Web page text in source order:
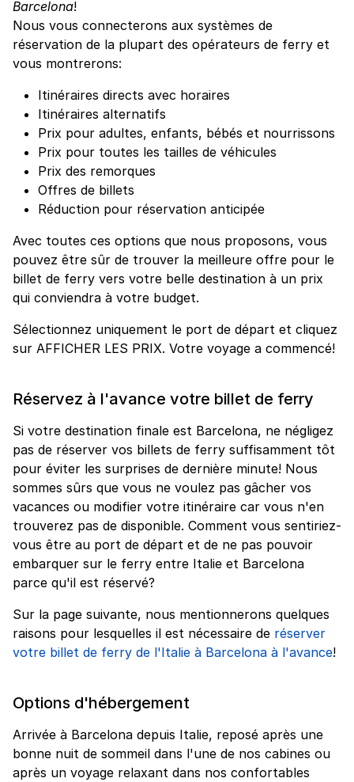
Barcelona!
Nous vous connecterons aux systèmes de
réservation de la plupart des opérateurs de ferry et
vous montrerons:
Itinéraires directs avec horaires
Itinéraires alternatifs
Prix pour adultes, enfants, bébés et nourrissons
Prix pour toutes les tailles de véhicules
Prix des remorques
Offres de billets
Réduction pour réservation anticipée
Avec toutes ces options que nous proposons, vous
pouvez être sûr de trouver la meilleure offre pour le
billet de ferry vers votre belle destination à un prix
qui conviendra à votre budget.
Sélectionnez uniquement le port de départ et cliquez
sur AFFICHER LES PRIX. Votre voyage a commencé!
Réservez à l'avance votre billet de ferry
Si votre destination finale est Barcelona, ne négligez
pas de réserver vos billets de ferry suffisamment tôt
pour éviter les surprises de dernière minute! Nous
sommes sûrs que vous ne voulez pas gâcher vos
vacances ou modifier votre itinéraire car vous n'en
trouverez pas de disponible. Comment vous sentiriez-
vous être au port de départ et de ne pas pouvoir
embarquer sur le ferry entre Italie et Barcelona
parce qu'il est réservé?
Sur la page suivante, nous mentionnerons quelques
raisons pour lesquelles il est nécessaire de réserver
votre billet de ferry de l'Italie à Barcelona à l'avance!
Options d'hébergement
Arrivée à Barcelona depuis Italie, reposé après une
bonne nuit de sommeil dans l'une de nos cabines ou
après un voyage relaxant dans nos confortables